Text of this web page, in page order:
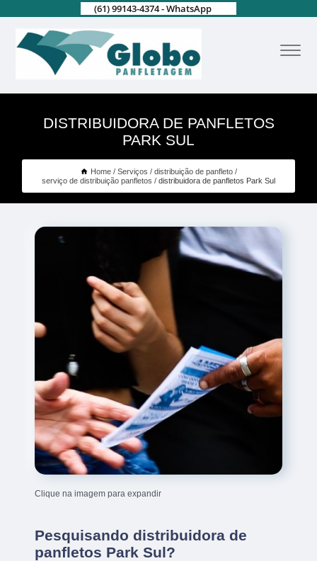
(61) 99143-4374 - WhatsApp
DISTRIBUIDORA DE PANFLETOS
PARK SUL
Home Serviços
distribuição de panfleto
serviço de distribuição panfletos
distribuidora de panfletos Park Sul
Clique na imagem para expandir
Pesquisando distribuidora de
panfletos Park Sul?